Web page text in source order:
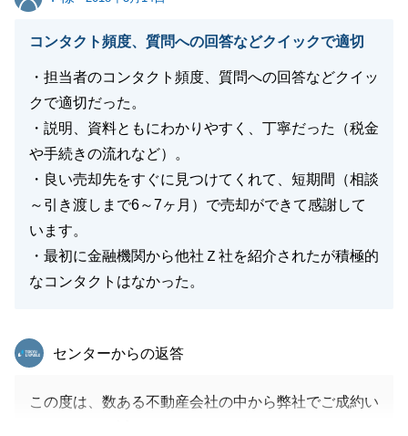
コンタクト頻度、質問への回答などクイックで適切
・担当者のコンタクト頻度、質問への回答などクイッ
クで適切だった。
・説明、資料ともにわかりやすく、丁寧だった（税金
や手続きの流れなど）。
・良い売却先をすぐに見つけてくれて、短期間（相談
～引き渡しまで6～7ヶ月）で売却ができて感謝して
います。
・最初に金融機関から他社Ｚ社を紹介されたが積極的
なコンタクトはなかった。
東急リバブル
センターからの返答
この度は、数ある不動産会社の中から弊社でご成約い